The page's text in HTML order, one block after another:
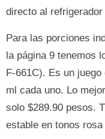
directo al
Para las porciones
la página 9 tenemos
F-661C). Es un
ml cada uno. Lo
solo $289.90 pesos.
estable en tonos